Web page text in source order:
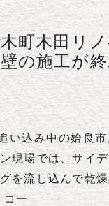
町木田リ
の施工が
い込み中の姶良市
現場では、サイ
を流し込んで乾
ー